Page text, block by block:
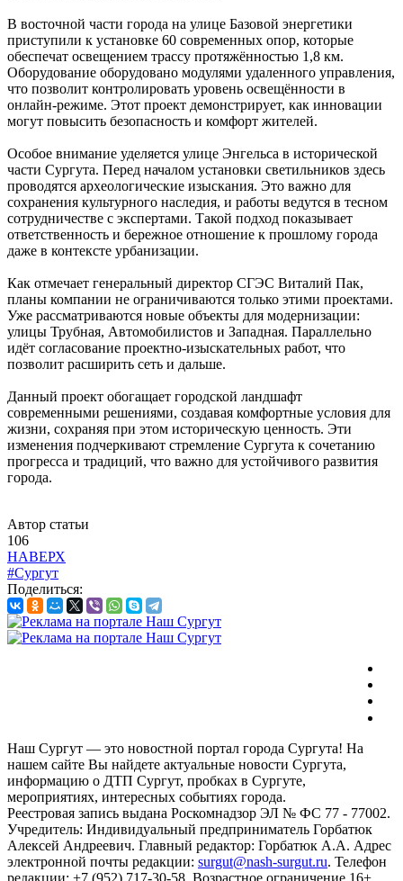
В восточной части города на улице Базовой энергетики
приступили к установке 60 современных опор, которые
обеспечат освещением трассу протяжённостью 1,8 км.
Оборудование оборудовано модулями удаленного управления,
что позволит контролировать уровень освещённости в
онлайн-режиме. Этот проект демонстрирует, как инновации
могут повысить безопасность и комфорт жителей.
Особое внимание уделяется улице Энгельса в исторической
части Сургута. Перед началом установки светильников здесь
проводятся археологические изыскания. Это важно для
сохранения культурного наследия, и работы ведутся в тесном
сотрудничестве с экспертами. Такой подход показывает
ответственность и бережное отношение к прошлому города
даже в контексте урбанизации.
Как отмечает генеральный директор СГЭС Виталий Пак,
планы компании не ограничиваются только этими проектами.
Уже рассматриваются новые объекты для модернизации:
улицы Трубная, Автомобилистов и Западная. Параллельно
идёт согласование проектно-изыскательных работ, что
позволит расширить сеть и дальше.
Данный проект обогащает городской ландшафт
современными решениями, создавая комфортные условия для
жизни, сохраняя при этом историческую ценность. Эти
изменения подчеркивают стремление Сургута к сочетанию
прогресса и традиций, что важно для устойчивого развития
города.
Автор статьи
106
НАВЕРХ
#Сургут
Поделиться:
Наш Сургут — это новостной портал города Сургута! На
нашем сайте Вы найдете актуальные новости Сургута,
информацию о ДТП Сургут, пробках в Сургуте,
мероприятиях, интересных событиях города.
Реестровая запись выдана Роскомнадзор ЭЛ № ФС 77 - 77002.
Учредитель: Индивидуальный предприниматель Горбатюк
Алексей Андреевич. Главный редактор: Горбатюк А.А. Адрес
электронной почты редакции: surgut@nash-surgut.ru. Телефон
редакции: +7 (952) 717-30-58. Возрастное ограничение 16+